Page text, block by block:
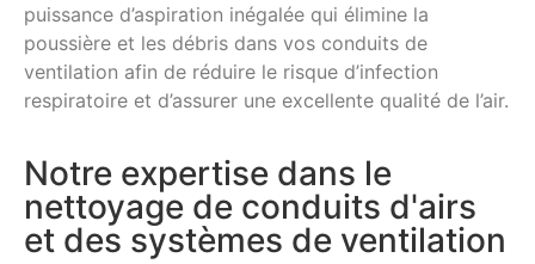
puissance d’aspiration inégalée qui élimine la
poussière et les débris dans vos conduits de
ventilation afin de réduire le risque d’infection
respiratoire et d’assurer une excellente qualité de l’air.
Notre expertise dans le
nettoyage de conduits d'airs
et des systèmes de ventilation